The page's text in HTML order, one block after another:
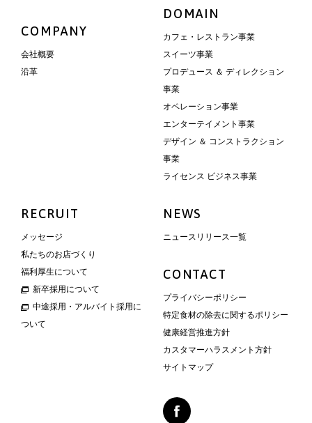
COMPANY
会社概要
沿革
DOMAIN
カフェ・レストラン事業
スイーツ事業
プロデュース ＆ ディレクション
事業
オペレーション事業
エンターテイメント事業
デザイン ＆ コンストラクション
事業
ライセンス ビジネス事業
RECRUIT
メッセージ
私たちのお店づくり
福利厚生について
新卒採用について
中途採用・アルバイト採用に
ついて
NEWS
ニュースリリース一覧
CONTACT
プライバシーポリシー
特定食材の除去に関するポリシー
健康経営推進方針
カスタマーハラスメント方針
サイトマップ